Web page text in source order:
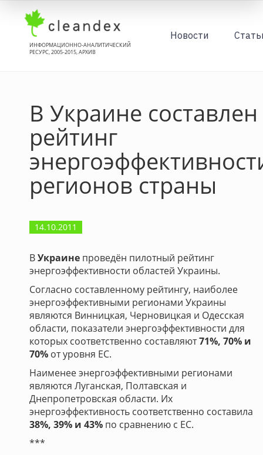
ИНФОРМАЦИОННО-АНАЛИТИЧЕСКИЙ
РЕСУРС, 2005-2015, АРХИВ
Новости
В Украине составлен
рейтинг
регионов страны
14.10.2011
ВУкраине проведён пилотный рейтинг
энергоэффективности областей Украины.
Согласно составленному рейтингу, наиболее
энергоэффективными регионами Украины
являются Винницкая, Черновицкая и Одесская
области, показатели энергоэффективности для
которых соответственно составляют71%, 70% и
70% от уровня ЕС.
Наименее энергоэффективными регионами
являются Луганская, Полтавская и
Днепропетровская области. Их
энергоэффективность соответственно составила
38%, 39% и 43% по сравнению с ЕС.
***